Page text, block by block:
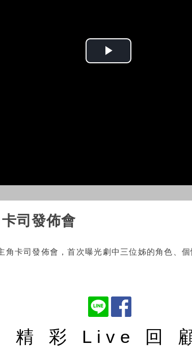
Play
卡司發佈會
角卡司發佈會，首次曝光劇中三位姊的角色、
精 彩 Live 回